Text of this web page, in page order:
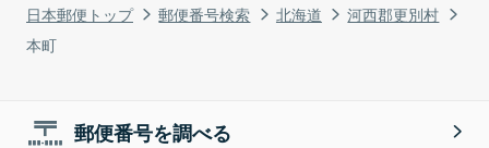
日本郵便トップ 郵便番号検索 北海道
河西郡更別村
本町
郵便番号を調べる